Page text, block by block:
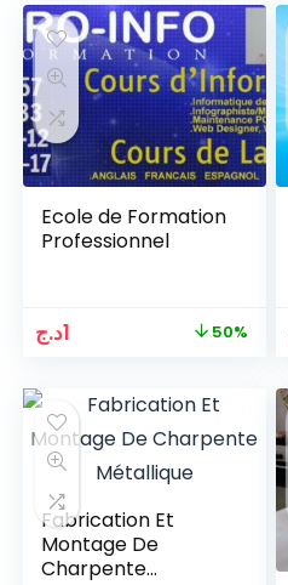
Ecole de Formation
Professionnel
Le
prix
était :
2د.ج.
1د.ج
est :
1د.ج.
50%
Fabrication Et
Montage De
Charpente